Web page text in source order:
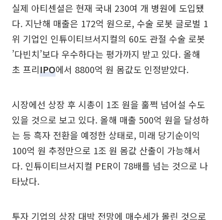
실제 아티센셜은 현재 국내 230여 개 병원에 도입됐
다. 지난해 매출은 172억 원으로, 수술 로봇 글로벌 1
위 기업인 인튜이티브서지컬의 60도 관절 수술 로봇
’다빈치’보다 우수하다는 평가까지 받고 있다. 올해
초 프리IPO에서 8800억 원 몸값도 인정받았다.
시장에선 상장 후 시총이 1조 원을 훌쩍 넘어설 수도
있을 것으로 보고 있다. 올해 매출 500억 원을 달성하
는 등 흑자 전환을 예정한 상태로, 미래 당기순이익
100억 원 추정만으로 1조 원 몸값 산출이 가능해서
다. 인튜이티브서지컬 PER이 78배를 넘는 것으로 나
타났다.
투자 기업의 상장 대박 전망에 매수세가 몰린 것으로